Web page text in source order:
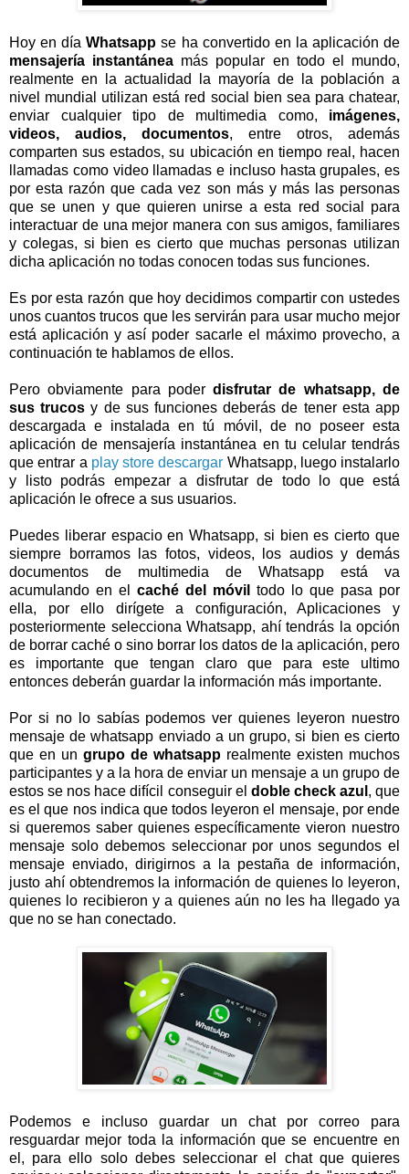
Hoy en díaWhatsapp se ha convertido en la aplicación de
mensajería instantánea más popular en todo el mundo,
realmente en la actualidad la mayoría de la población a
nivel mundial utilizan está red social bien sea para chatear,
enviar cualquier tipo de multimedia como, imágenes,
videos, audios, documentos, entre otros, además
comparten sus estados, su ubicación en tiempo real, hacen
llamadas como video llamadas e incluso hasta grupales, es
por esta razón que cada vez son más y más las personas
que se unen y que quieren unirse a esta red social para
interactuar de una mejor manera con sus amigos, familiares
y colegas, si bien es cierto que muchas personas utilizan
dicha aplicación no todas conocen todas sus funciones.
Es por esta razón que hoy decidimos compartir con ustedes
unos cuantos trucos que les servirán para usar mucho mejor
está aplicación y así poder sacarle el máximo provecho, a
continuación te hablamos de ellos.
Pero obviamente para poderdisfrutar de whatsapp, de
sus trucos y de sus funciones deberás de tener esta app
descargada e instalada en tú móvil, de no poseer esta
aplicación de mensajería instantánea en tu celular tendrás
que entrar a play store descargar Whatsapp, luego instalarlo
y listo podrás empezar a disfrutar de todo lo que está
aplicación le ofrece a sus usuarios.
Puedes liberar espacio en Whatsapp, si bien es cierto que
siempre borramos las fotos, videos, los audios y demás
documentos de multimedia de Whatsapp está va
acumulando en el caché del móvil
todo lo que pasa por
ella, por ello dirígete a configuración, Aplicaciones y
posteriormente selecciona Whatsapp, ahí tendrás la opción
de borrar caché o sino borrar los datos de la aplicación, pero
es importante que tengan claro que para este ultimo
entonces deberán guardar la información más importante.
Por si no lo sabías podemos ver quienes leyeron nuestro
mensaje de whatsapp enviado a un grupo, si bien es cierto
que en un grupo de whatsapp realmente existen muchos
participantes y a la hora de enviar un mensaje a un grupo de
estos se nos hace difícil conseguir el doble check azul , que
es el que nos indica que todos leyeron el mensaje, por ende
si queremos saber quienes específicamente vieron nuestro
mensaje solo debemos seleccionar por unos segundos el
mensaje enviado, dirigirnos a la pestaña de información,
justo ahí obtendremos la información de quienes lo leyeron,
quienes lo recibieron y a quienes aún no les ha llegado ya
que no se han conectado.
Podemos e incluso guardar un chat por correo para
resguardar mejor toda la información que se encuentre en
el, para ello solo debes seleccionar el chat que quieres